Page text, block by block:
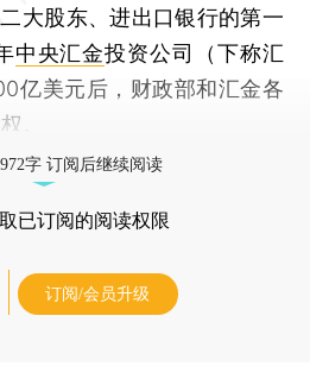
大股东、进出口银行的第一
中央汇金投资公司（下称汇
亿美元后，财政部和汇金各
。
字 订阅后继续阅读
已订阅的阅读权限
订阅/会员升级